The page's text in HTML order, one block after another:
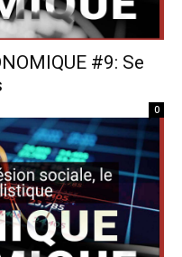
#9: Se
0